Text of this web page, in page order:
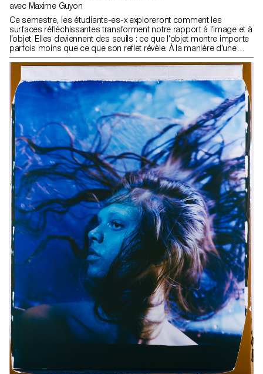
avec Maxime Guyon
Ce semestre, les étudiants-es-x exploreront comment les
surfaces réfléchissantes transforment notre rapport à l’image et à
l’objet. Elles deviennent des seuils : ce que l’objet montre importe
parfois moins que ce que son reflet révèle. À la manière d’une
matière photosensible, elles captent et rejouent le monde, jusqu’à
incarner une aseptisation technologique et consumériste. Objets-
miroirs, elles perturbent la perception : simulacres, elles
distordent, dédoublent, multiplient ou se dérobent comme un
trompe-l’oeil. Elles interrogent le hors-cadre, montrent ce que
l’objet « voit » plutôt que ce qu’il est, et peuvent devenir un espace
d’auto-réflexion, miroir de leur auteur, parfois jusqu’à nourrir une
dimension narcissique.